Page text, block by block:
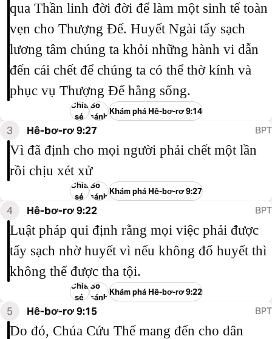
qua Thần linh đời đời để làm một sinh tế toàn
vẹn cho Thượng Đế. Huyết Ngài tẩy sạch
lương tâm chúng ta khỏi những hành vi dẫn
đến cái chết để chúng ta có thể thờ kính và
phục vụ Thượng Đế hằng sống.
Chia
sẻ
So
sánh
Khám phá Hê-bơ-rơ 9:14
3 Hê-bơ-rơ 9:27 BPT
Vì đã định cho mọi người phải chết một lần
rồi chịu xét xử
Chia
sẻ
So
sánh
Khám phá Hê-bơ-rơ 9:27
4 Hê-bơ-rơ 9:22 BPT
Luật pháp qui định rằng mọi việc phải được
tẩy sạch nhờ huyết vì nếu không đổ huyết thì
không thể được tha tội.
Chia
sẻ
So
sánh
Khám phá Hê-bơ-rơ 9:22
5 Hê-bơ-rơ 9:15 BPT
Do đó, Chúa Cứu Thế mang đến cho dân